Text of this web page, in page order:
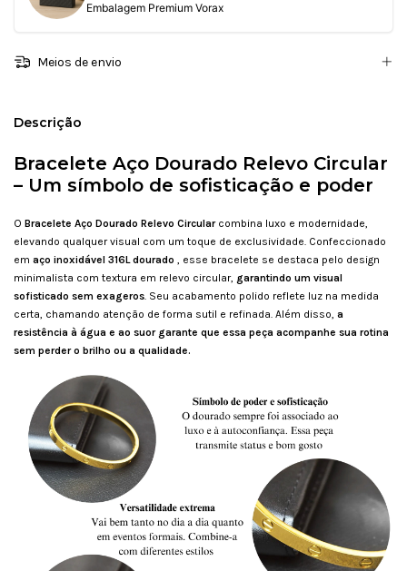
Embalagem Premium Vorax
Meios de envio
Descrição
Bracelete Aço Dourado Relevo Circular
– Um símbolo de sofisticação e poder
O Bracelete Aço Dourado Relevo Circularcombina luxo e modernidade,
elevando qualquer visual com um toque de exclusividade. Confeccionado
em aço inoxidável 316L dourado
, esse bracelete se destaca pelo design
minimalista com textura em relevo circular, garantindo um visual
sofisticado sem exageros . Seu acabamento polido reflete luz na medida
certa, chamando atenção de forma sutil e refinada. Além disso, a
resistência à água e ao suor garante que essa peça acompanhe sua rotina
sem perder o brilho ou a qualidade.